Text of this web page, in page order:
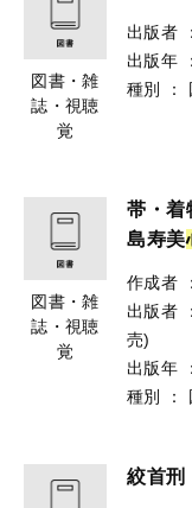
図書・雑
誌・視聴
覚
出版者 ：
出版年
：
種別
：
図書・雑
誌・視聴
覚
帯・着
島寿美
作成者 ：
出版者
：
売)
出版年
：
種別
：
絞首刑